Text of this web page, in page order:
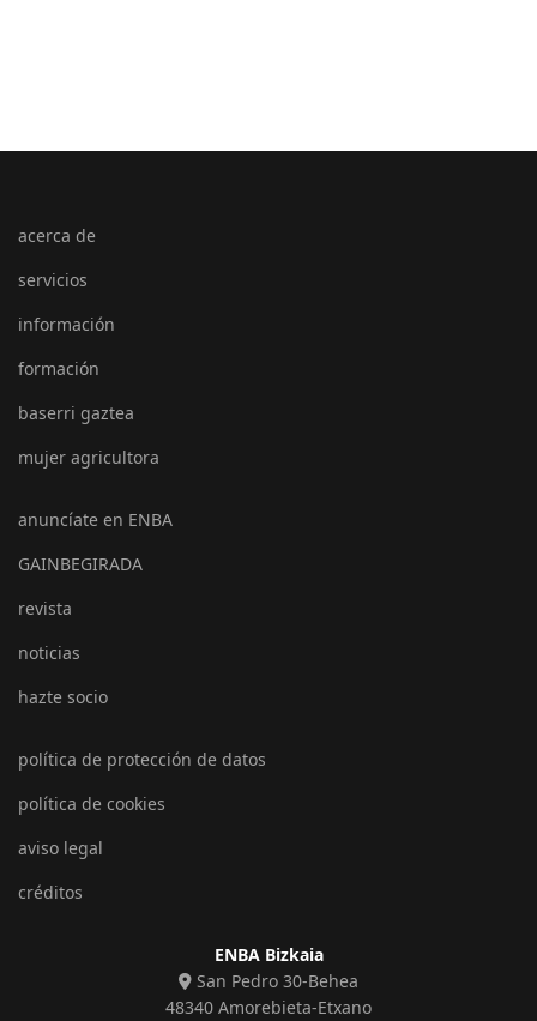
acerca de
servicios
información
formación
baserri gaztea
mujer agricultora
anuncíate en ENBA
GAINBEGIRADA
revista
noticias
hazte socio
política de protección de datos
política de cookies
aviso legal
créditos
ENBA Bizkaia
San Pedro 30-Behea
48340 Amorebieta-Etxano